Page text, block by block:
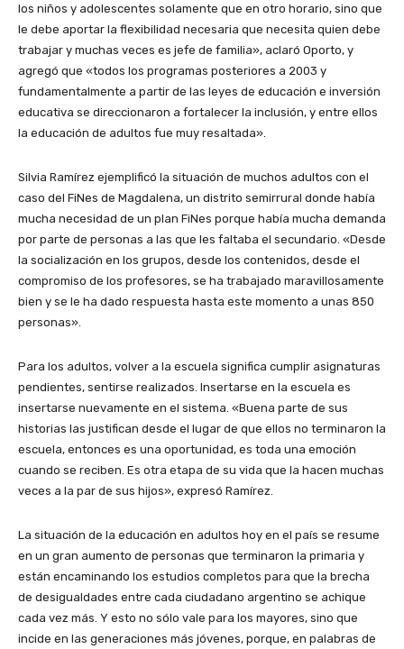
los niños y adolescentes solamente que en otro horario, sino que
le debe aportar la flexibilidad necesaria que necesita quien debe
trabajar y muchas veces es jefe de familia», aclaró Oporto, y
agregó que «todos los programas posteriores a 2003 y
fundamentalmente a partir de las leyes de educación e inversión
educativa se direccionaron a fortalecer la inclusión, y entre ellos
la educación de adultos fue muy resaltada».
Silvia Ramírez ejemplificó la situación de muchos adultos con el
caso del FiNes de Magdalena, un distrito semirrural donde había
mucha necesidad de un plan FiNes porque había mucha demanda
por parte de personas a las que les faltaba el secundario. «Desde
la socialización en los grupos, desde los contenidos, desde el
compromiso de los profesores, se ha trabajado maravillosamente
bien y se le ha dado respuesta hasta este momento a unas 850
personas».
Para los adultos, volver a la escuela significa cumplir asignaturas
pendientes, sentirse realizados. Insertarse en la escuela es
insertarse nuevamente en el sistema. «Buena parte de sus
historias las justifican desde el lugar de que ellos no terminaron la
escuela, entonces es una oportunidad, es toda una emoción
cuando se reciben. Es otra etapa de su vida que la hacen muchas
veces a la par de sus hijos», expresó Ramírez.
La situación de la educación en adultos hoy en el país se resume
en un gran aumento de personas que terminaron la primaria y
están encaminando los estudios completos para que la brecha
de desigualdades entre cada ciudadano argentino se achique
cada vez más. Y esto no sólo vale para los mayores, sino que
incide en las generaciones más jóvenes, porque, en palabras de